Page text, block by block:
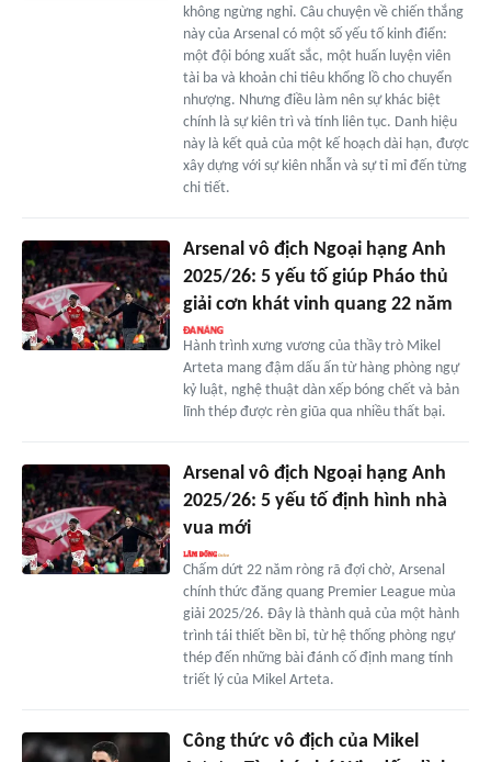
không ngừng nghỉ. Câu chuyện về chiến thắng
này của Arsenal có một số yếu tố kinh điển:
một đội bóng xuất sắc, một huấn luyện viên
tài ba và khoản chi tiêu khổng lồ cho chuyển
nhượng. Nhưng điều làm nên sự khác biệt
chính là sự kiên trì và tính liên tục. Danh hiệu
này là kết quả của một kế hoạch dài hạn, được
xây dựng với sự kiên nhẫn và sự tỉ mỉ đến từng
chi tiết.
Arsenal vô địch Ngoại hạng Anh
2025/26: 5 yếu tố giúp Pháo thủ
giải cơn khát vinh quang 22 năm
Hành trình xưng vương của thầy trò Mikel
Arteta mang đậm dấu ấn từ hàng phòng ngự
kỷ luật, nghệ thuật dàn xếp bóng chết và bản
lĩnh thép được rèn giũa qua nhiều thất bại.
Arsenal vô địch Ngoại hạng Anh
2025/26: 5 yếu tố định hình nhà
vua mới
Chấm dứt 22 năm ròng rã đợi chờ, Arsenal
chính thức đăng quang Premier League mùa
giải 2025/26. Đây là thành quả của một hành
trình tái thiết bền bỉ, từ hệ thống phòng ngự
thép đến những bài đánh cố định mang tính
triết lý của Mikel Arteta.
Công thức vô địch của Mikel